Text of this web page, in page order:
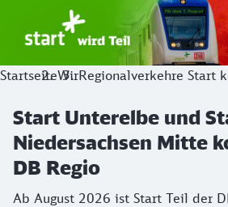
Ab August 2026 ist Start Teil der
StartseiteWirRegionalverkehre Start
Start Unterelbe und
Niedersachsen Mitte
DB Regio
Ab August 2026 ist Start Teil der